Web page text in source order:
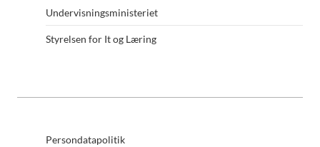
Undervisningsministeriet
Styrelsen for It og Læring
Persondatapolitik